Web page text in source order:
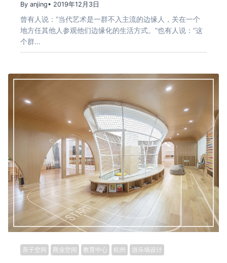
By anjing• 2019年12月3日
曾有人说：“当代艺术是一群不入主流的边缘人，关在一个
地方任其他人参观他们边缘化的生活方式。”也有人说：“这
个群…
亲子空间 商业空间 教育中心 杭州 游乐场设计